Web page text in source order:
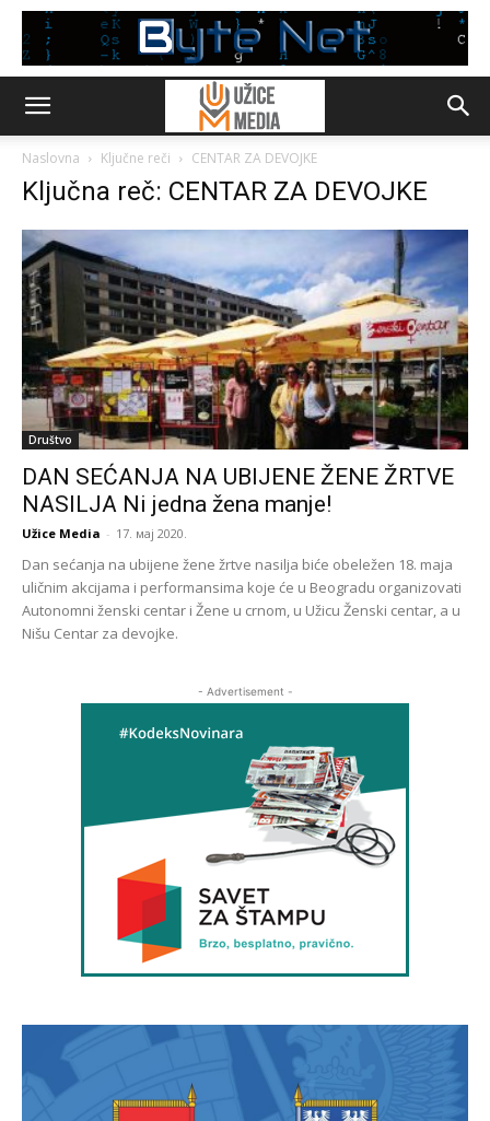
Naslovna Ključne reči CENTAR ZA DEVOJKE
Ključna reč: CENTAR ZA DEVOJKE
Društvo
DAN SEĆANJA NA UBIJENE ŽENE ŽRTVE
NASILJA Ni jedna žena manje!
Užice Media - 17. мај 2020.
Dan sećanja na ubijene žene žrtve nasilja biće obeležen 18. maja
uličnim akcijama i performansima koje će u Beogradu organizovati
Autonomni ženski centar i Žene u crnom, u Užicu Ženski centar, a u
Nišu Centar za devojke.
- Advertisement -